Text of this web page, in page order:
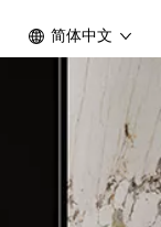
简体中文